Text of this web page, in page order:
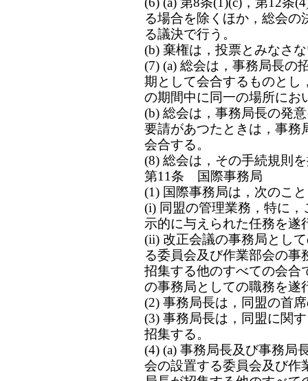
る場合を除くほか，総会
る議決で行う。
(b) 棄権は，投票とみなさ
(7) (a) 総会は，事務局長の
期として会合するものとし
の期間中に同一の場所にお
(b) 総会は，事務局長の発
要請があつたときは，事務
会合する。
(8) 総会は，その手続規則
第11条 国際事務局
(1) 国際事務局は，次のこ
(i) 同盟の管理業務，特に
示的に与えられた任務を遂
(ii) 改正会議の事務局とし
る委員会及び作業部会の
招集する他のすべての会合
の事務局としての職務を遂
(2) 事務局長は，同盟の首
(3) 事務局長は，同盟に関
招集する。
(4) (a) 事務局長及び事務局
会の設置する委員会及び作